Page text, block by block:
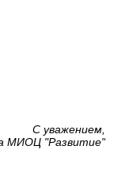
С уважением,
МИОЦ "Развитие"